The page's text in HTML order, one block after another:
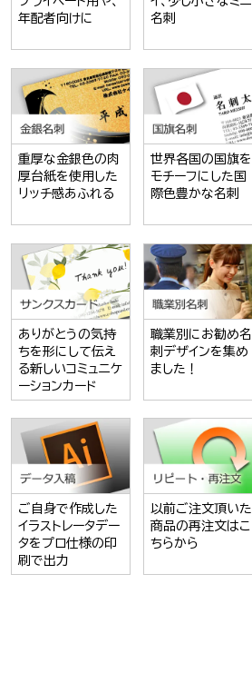
年配者向けに
名刺
重厚な金銀色の肉
厚台紙を使用した
リッチ感あふれる
世界各国の国旗を
モチーフにした国
際色豊かな名刺
ありがとうの気持
ちを形にして伝え
る新しいコミュニケ
ーションカード
職業別にお勧め名
刺デザインを集め
ました！
ご自身で作成した
イラストレータデー
タをプロ仕様の印
刷で出力
以前ご注文頂いた
商品の再注文はこ
ちらから